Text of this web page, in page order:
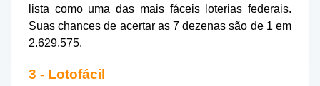
lista como uma das mais fáceis loterias federais.
Suas chances de acertar as 7 dezenas são de 1 em
2.629.575.
3 - Lotofácil